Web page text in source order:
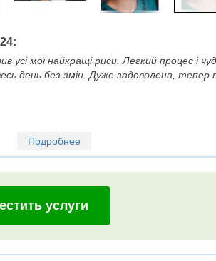
усі мої найкращі риси. Легкий процес і
день без змін. Дуже задоволена, тепер
Подробнее
услуги